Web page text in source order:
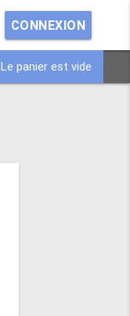
CONNEXION
Le panier est vide